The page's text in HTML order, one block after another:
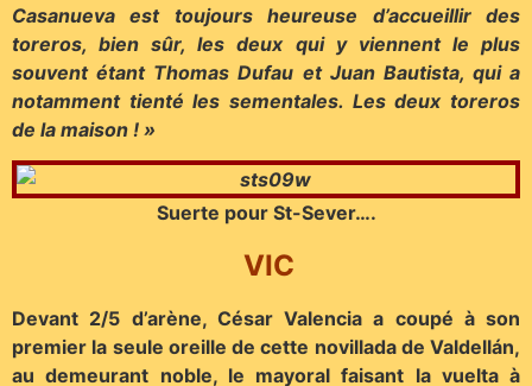
Casanueva est toujours heureuse d’accueillir des
toreros, bien sûr, les deux qui y viennent le plus
souvent étant Thomas Dufau et Juan Bautista, qui a
notamment tienté les sementales. Les deux toreros
de la maison ! »
Suerte pour St-Sever….
VIC
Devant 2/5 d’arène, César Valencia a coupé à son
premier la seule oreille de cette novillada de Valdellán,
au demeurant noble, le mayoral faisant la vuelta à